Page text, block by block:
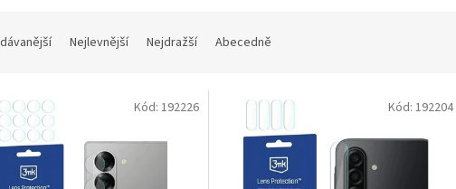
Nejlevnější Nejdražší Abecedně
Kód: 192226 Kód: 192204